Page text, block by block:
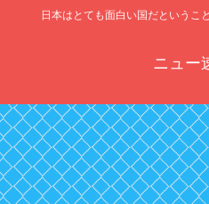
日本はとても面白い国だというこ
ニュー